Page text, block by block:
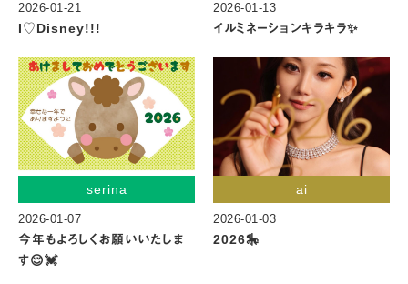
2026-01-21
I♡Disney!!!
2026-01-13
イルミネーションキラキラ✨
serina
2026-01-07
今年もよろしくお願いいたしま
す😌💓
ai
2026-01-03
2026🎠